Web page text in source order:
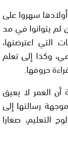
سهروا على
لم يتوانوا في مد
التي اعترضتها،
وكذا إلى تعلم
حروفها.
أن العمر لا يعيق
رسالتها إلى
التعليم، صغارا